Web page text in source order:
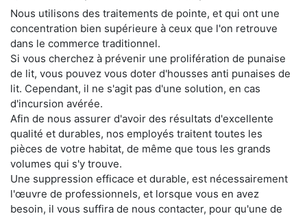
Nous utilisons des traitements de pointe, et qui ont une
concentration bien supérieure à ceux que l'on retrouve
dans le commerce traditionnel.
Si vous cherchez à prévenir une prolifération de punaise
de lit, vous pouvez vous doter d'housses anti punaises de
lit. Cependant, il ne s'agit pas d'une solution, en cas
d'incursion avérée.
Afin de nous assurer d'avoir des résultats d'excellente
qualité et durables, nos employés traitent toutes les
pièces de votre habitat, de même que tous les grands
volumes qui s'y trouve.
Une suppression efficace et durable, est nécessairement
l'œuvre de professionnels, et lorsque vous en avez
besoin, il vous suffira de nous contacter, pour qu'une de